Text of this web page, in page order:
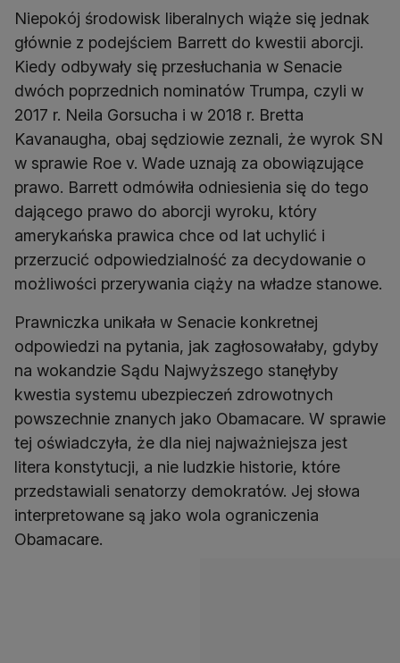
Niepokój środowisk liberalnych wiąże się jednak
głównie z podejściem Barrett do kwestii aborcji.
Kiedy odbywały się przesłuchania w Senacie
dwóch poprzednich nominatów Trumpa, czyli w
2017 r. Neila Gorsucha i w 2018 r. Bretta
Kavanaugha, obaj sędziowie zeznali, że wyrok SN
w sprawie Roe v. Wade uznają za obowiązujące
prawo. Barrett odmówiła odniesienia się do tego
dającego prawo do aborcji wyroku, który
amerykańska prawica chce od lat uchylić i
przerzucić odpowiedzialność za decydowanie o
możliwości przerywania ciąży na władze stanowe.
Prawniczka unikała w Senacie konkretnej
odpowiedzi na pytania, jak zagłosowałaby, gdyby
na wokandzie Sądu Najwyższego stanęłyby
kwestia systemu ubezpieczeń zdrowotnych
powszechnie znanych jako Obamacare. W sprawie
tej oświadczyła, że dla niej najważniejsza jest
litera konstytucji, a nie ludzkie historie, które
przedstawiali senatorzy demokratów. Jej słowa
interpretowane są jako wola ograniczenia
Obamacare.